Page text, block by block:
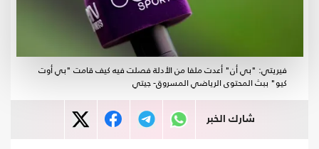
فيريتي: "بي أن" أعدت ملفا من الأدلة فصلت فيه كيف قامت "بي أوت
كيو" ببث المحتوى الرياضي المسروق- جيتي
شارك الخبر